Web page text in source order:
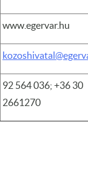
www.egervar.hu
92 564 036; +36 30
2661270